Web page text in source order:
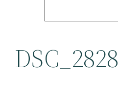
DSC_2828